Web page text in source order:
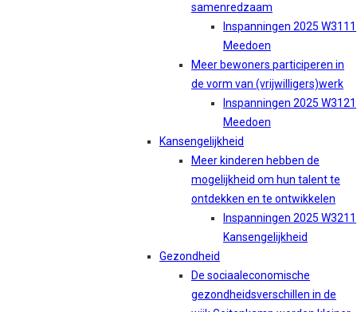
samenredzaam
Inspanningen 2025 W3111
Meedoen
Meer bewoners participeren in
de vorm van (vrijwilligers)werk
Inspanningen 2025 W3121
Meedoen
Kansengelijkheid
Meer kinderen hebben de
mogelijkheid om hun talent te
ontdekken en te ontwikkelen
Inspanningen 2025 W3211
Kansengelijkheid
Gezondheid
De sociaaleconomische
gezondheidsverschillen in de